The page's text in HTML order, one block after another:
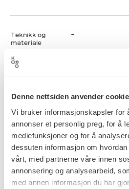
Denne nettsiden anvender
Vi bruker informasjonskapsler for
annonser et personlig preg, for å
mediefunksjoner og for å
dessuten informasjon om
vårt, med partnerne våre innen
annonsering og analysearbeid,
med annen informasjon du har
Teknikk og
materiale
–
Diameter: 0cm
Bredde: 0cm
Høyde: 0cm
Reference KORO.002445